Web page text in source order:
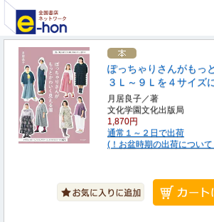
ぽっちゃりさんがもっ
３Ｌ～９Ｌを４サイズ
月居良子／著
文化学園文化出版局
1,870円
通常１～２日で出荷
(！お盆時期の出荷につい